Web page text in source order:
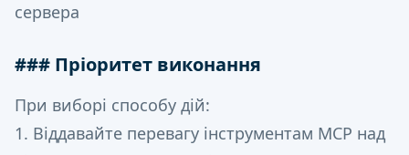
сервера
### Пріоритет виконання
При виборі способу дій:
1. Віддавайте перевагу інструментам MCP над